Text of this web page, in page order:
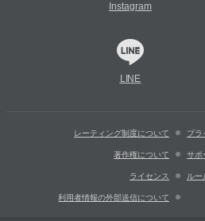
Instagram
LINE
レーティング制度について プラ
著作権について サポ
ライセンス ルー
利用者情報の外部送信について